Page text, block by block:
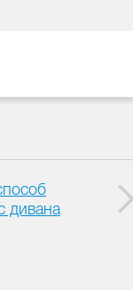
дивана